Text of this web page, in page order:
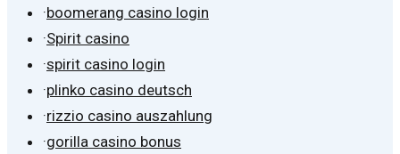
·boomerang casino login
·Spirit casino
·spirit casino login
·plinko casino deutsch
·rizzio casino auszahlung
·gorilla casino bonus